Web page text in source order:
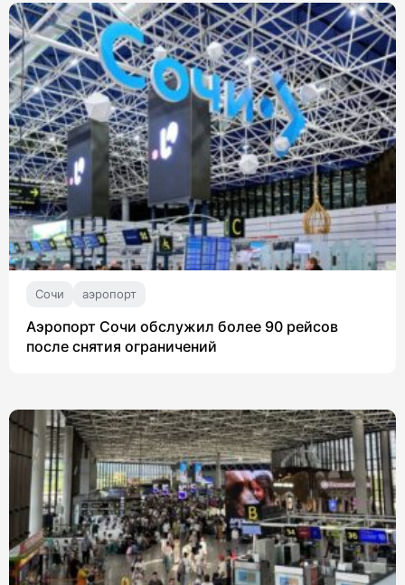
Сочи аэропорт
Аэропорт Сочи обслужил более 90 рейсов
после снятия ограничений